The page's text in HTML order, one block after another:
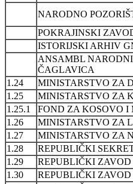
NARODNO
POKRAJINSKI
ISTORIJSKI ARHIV
ANSAMBL
ČAGLAVICA
1.24
MINISTARSTVO ZA
1.25
MINISTARSTVO ZA
1.25.1
FOND ZA KOSOVO I
1.26
MINISTARSTVO ZA
1.27
MINISTARSTVO ZA
1.28
REPUBLIČKI
1.29
REPUBLIČKI
1.30
REPUBLIČKI